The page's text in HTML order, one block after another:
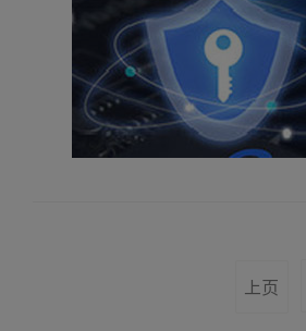
上页